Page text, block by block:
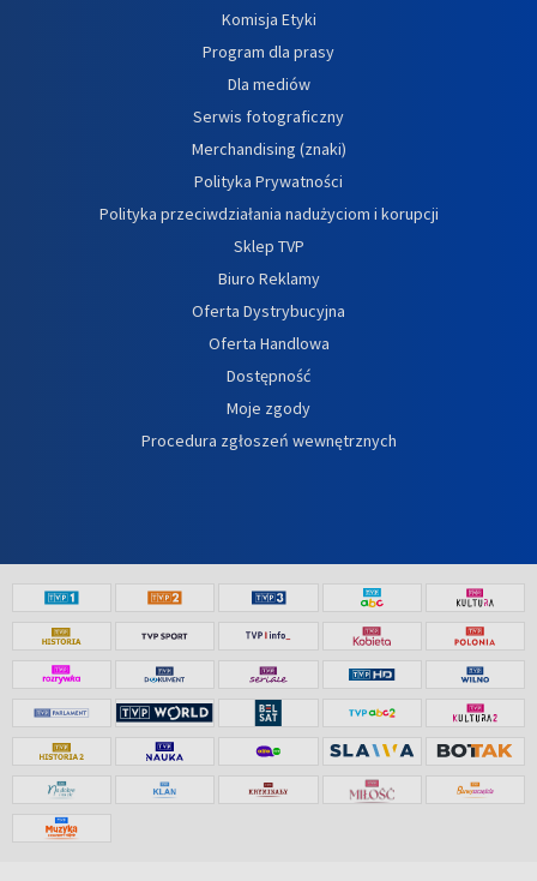
Komisja Etyki
Program dla prasy
Dla mediów
Serwis fotograficzny
Merchandising (znaki)
Polityka Prywatności
Polityka przeciwdziałania nadużyciom i korupcji
Sklep TVP
Biuro Reklamy
Oferta Dystrybucyjna
Oferta Handlowa
Dostępność
Moje zgody
Procedura zgłoszeń wewnętrznych